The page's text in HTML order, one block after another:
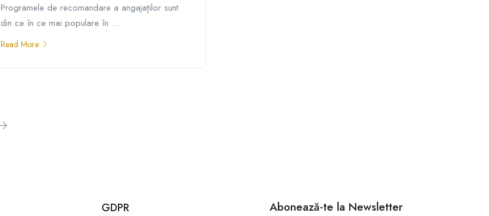
Programele de recomandare a angajaților sunt
din ce în ce mai populare în ...
Read More
GDPR Abonează-te la Newsletter